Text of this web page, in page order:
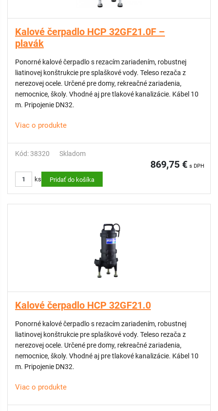
Kalové čerpadlo HCP 32GF21.0F –
plavák
Ponorné kalové čerpadlo s rezacím zariadením, robustnej
liatinovej konštrukcie pre splaškové vody. Teleso rezača z
nerezovej ocele. Určené pre domy, rekreačné zariadenia,
nemocnice, školy. Vhodné aj pre tlakové kanalizácie. Kábel 10
m. Pripojenie DN32.
Viac o produkte
Kód: 38320 Skladom
869,75 € s DPH
ks Pridať do košíka
Kalové čerpadlo HCP 32GF21.0
Ponorné kalové čerpadlo s rezacím zariadením, robustnej
liatinovej konštrukcie pre splaškové vody. Teleso rezača z
nerezovej ocele. Určené pre domy, rekreačné zariadenia,
nemocnice, školy. Vhodné aj pre tlakové kanalizácie. Kábel 10
m. Pripojenie DN32.
Viac o produkte